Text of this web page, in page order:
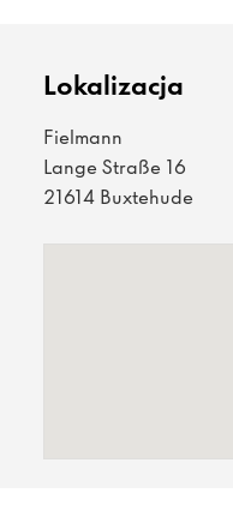
Lokalizacja
Fielmann
Lange Straße 16
21614 Buxtehude